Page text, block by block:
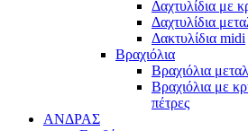
Δαχτυλίδια με
Δαχτυλίδια
Δακτυλίδια midi
Βραχιόλια
Βραχιόλια
Βραχιόλια με
πέτρες
ΑΝΔΡΑΣ